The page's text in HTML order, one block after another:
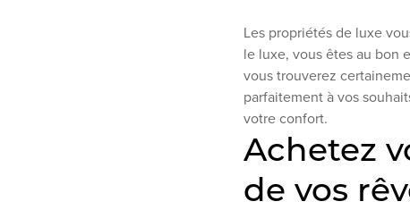
Les propriétés de luxe
le luxe, vous êtes au bon
vous trouverez
parfaitement à vos
votre confort.
Achetez
de vos